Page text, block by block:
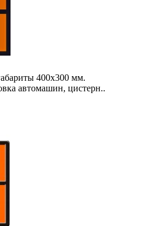
400х300 мм.
автомашин, цистерн..